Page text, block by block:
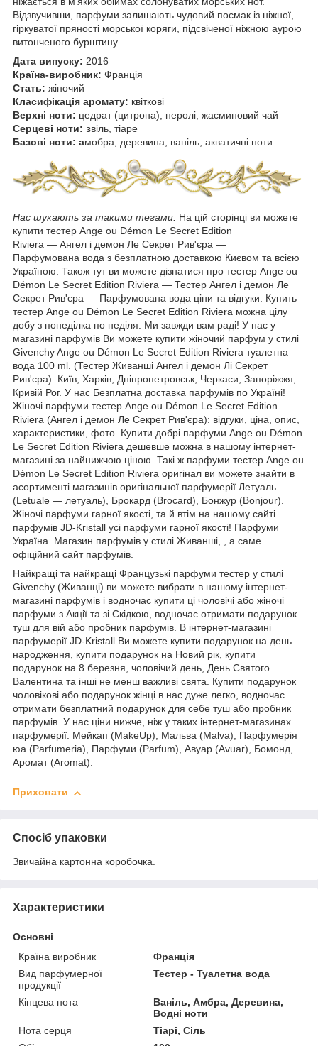
Відзвучивши, парфуми залишають чудовий посмак із ніжної,
гіркуватої пряності морської коряги, підсвіченої ніжною аурою
витонченого бурштину.
Дата випуску: 2016
Країна-виробник: Франція
Стать: жіночий
Класифікація аромату: квіткові
Верхні ноти: цедрат (цитрона), неролі, жасминовий чай
Серцеві ноти: звіль, тіаре
Базові ноти: амобра, деревина, ваніль, акватичні ноти
Нас шукають за такими тегами: На цій сторінці ви можете
купити тестер Ange ou Démon Le Secret Edition
Riviera ― Ангел і демон Ле Секрет Рив'єра ―
Парфумована вода з безплатною доставкою Києвом та всією
Україною. Також тут ви можете дізнатися про тестер Ange ou
Démon Le Secret Edition Riviera ― Тестер Ангел і демон Ле
Секрет Рив'єра — Парфумована вода ціни та відгуки. Купить
тестер Ange ou Démon Le Secret Edition Riviera можна цілу
добу з понеділка по неділя. Ми завжди вам раді! У нас у
магазині парфумів Ви можете купити жіночий парфум у стилі
Givenchy Ange ou Démon Le Secret Edition Riviera туалетна
вода 100 ml. (Тестер Живанші Ангел і демон Лі Секрет
Рив'єра): Київ, Харків, Дніпропетровськ, Черкаси, Запоріжжя,
Кривій Рог. У нас Безплатна доставка парфумів по Україні!
Жіночі парфуми тестер Ange ou Démon Le Secret Edition
Riviera (Ангел і демон Ле Секрет Рив'єра): відгуки, ціна, опис,
характеристики, фото. Купити добрі парфуми Ange ou Démon
Le Secret Edition Riviera дешевше можна в нашому інтернет-
магазині за найнижчою ціною. Такі ж парфуми тестер Ange ou
Démon Le Secret Edition Riviera оригінал ви можете знайти в
асортименті магазинів оригінальної парфумерії Летуаль
(Letuale — летуаль), Брокард (Brocard), Бонжур (Bonjour).
Жіночі парфуми гарної якості, та й втім на нашому сайті
парфумів JD-Kristall усі парфуми гарної якості! Парфуми
Україна. Магазин парфумів у стилі Живанші, , а саме
офіційний сайт парфумів.
Найкращі та найкращі Французькі парфуми тестер у стилі
Givenchy (Живанці) ви можете вибрати в нашому інтернет-
магазині парфумів і водночас купити ці чоловічі або жіночі
парфуми з Акції та зі Скідкою, водночас отримати подарунок
туш для вій або пробник парфумів. В інтернет-магазині
парфумерії JD-Kristall Ви можете купити подарунок на день
народження, купити подарунок на Новий рік, купити
подарунок на 8 березня, чоловічий день, День Святого
Валентина та інші не менш важливі свята. Купити подарунок
чоловікові або подарунок жінці в нас дуже легко, водночас
отримати безплатний подарунок для себе туш або пробник
парфумів. У нас ціни нижче, ніж у таких інтернет-магазинах
парфумерії: Мейкап (MakeUp), Мальва (Malva), Парфумерія
юа (Parfumeria), Парфуми (Parfum), Авуар (Avuar), Бомонд,
Аромат (Aromat).
Приховати
Спосіб упаковки
Звичайна картонна коробочка.
Характеристики
Основні
Країна виробник
Франція
Вид парфумерної
продукції
Тестер - Туалетна вода
Кінцева нота
Ваніль, Амбра, Деревина,
Водні ноти
Нота серця
Тіарі, Сіль